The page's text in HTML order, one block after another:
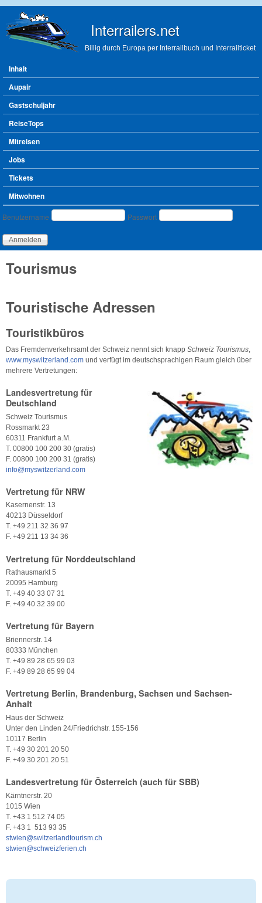
Interrailers.net
Billig durch Europa per Interrailbuch und Interrailticket
Hauptmenü
Inhalt
Aupair
Gastschuljahr
ReiseTops
Mitreisen
Jobs
Tickets
Mitwohnen
Benutzeranmeldung
Benutzername Passwort
Tourismus
Touristische Adressen
Touristikbüros
Das Fremdenverkehrsamt der Schweiz nennt sich knapp Schweiz Tourismus
www.myswitzerland.com und verfügt im deutschsprachigen Raum gleich über
mehrere Vertretungen:
Landesvertretung für
Deutschland
Schweiz Tourismus
Rossmarkt 23
60311 Frankfurt a.M.
T. 00800 100 200 30 (gratis)
F. 00800 100 200 31 (gratis)
info@myswitzerland.com
Vertretung für NRW
Kasernenstr. 13
40213 Düsseldorf
T. +49 211 32 36 97
F. +49 211 13 34 36
Vertretung für Norddeutschland
Rathausmarkt 5
20095 Hamburg
T. +49 40 33 07 31
F. +49 40 32 39 00
Vertretung für Bayern
Briennerstr. 14
80333 München
T. +49 89 28 65 99 03
F. +49 89 28 65 99 04
Vertretung Berlin, Brandenburg, Sachsen und Sachsen-
Anhalt
Haus der Schweiz
Unter den Linden 24/Friedrichstr. 155-156
10117 Berlin
T. +49 30 201 20 50
F. +49 30 201 20 51
Landesvertretung für Österreich (auch für SBB)
Kärntnerstr. 20
1015 Wien
T. +43 1 512 74 05
F. +43 1 513 93 35
stwien@switzerlandtourism.ch
stwien@schweizferien.ch